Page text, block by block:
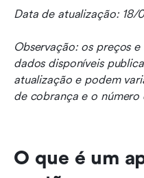
Data de atualização: 18/
Observação: os preços
dados disponíveis
atualização e podem
de cobrança e o número
O que é um